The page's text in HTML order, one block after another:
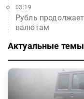
Рубль
валютам
03:19
Актуальные темы